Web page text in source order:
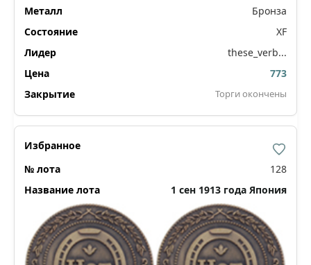
Бронза
XF
these_verb...
773
Торги окончены
128
1 сен 1913 года Япония